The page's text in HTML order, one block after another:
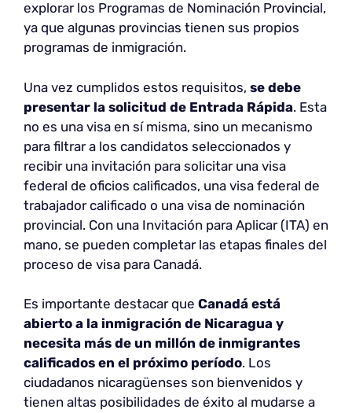
explorar los Programas de Nominación Provincial,
ya que algunas provincias tienen sus propios
programas de inmigración.
Una vez cumplidos estos requisitos, se debe
presentar la solicitud de Entrada Rápida. Esta
no es una visa en sí misma, sino un mecanismo
para filtrar a los candidatos seleccionados y
recibir una invitación para solicitar una visa
federal de oficios calificados, una visa federal de
trabajador calificado o una visa de nominación
provincial. Con una Invitación para Aplicar (ITA) en
mano, se pueden completar las etapas finales del
proceso de visa para Canadá.
Es importante destacar que Canadá está
abierto a la inmigración de Nicaragua y
necesita más de un millón de inmigrantes
calificados en el próximo período. Los
ciudadanos nicaragüenses son bienvenidos y
tienen altas posibilidades de éxito al mudarse a